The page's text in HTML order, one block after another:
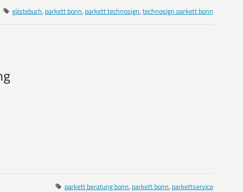
gästebuch, parkett bonn, parkett technosign,technosign parkett bonn
parkett beratung bonn, parkett bonn, parkettservice